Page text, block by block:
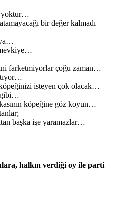
yoktur…
bir değer kalmadı
farketmiyorlar çoğu zaman…
isteyen çok olacak…
gibi…
köpeğine göz koyun…
başka işe yaramazlar…
halkın verdiği oy ile parti